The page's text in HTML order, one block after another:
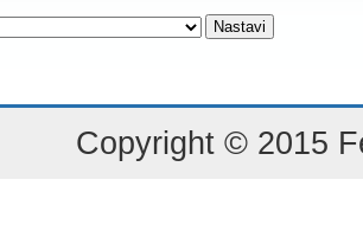
Copyright © 2015